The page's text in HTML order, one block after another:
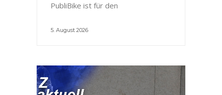
PubliBike ist für den
5. August 2026